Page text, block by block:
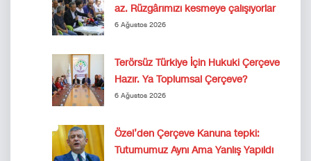
az. Rüzgârımızı kesmeye çalışıyorlar
6 Ağustos 2026
Terörsüz Türkiye İçin Hukuki Çerçeve
Hazır. Ya Toplumsal Çerçeve?
6 Ağustos 2026
Özel’den Çerçeve Kanuna tepki:
Tutumumuz Aynı Ama Yanlış Yapıldı